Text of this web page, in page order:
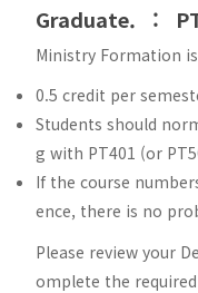
Graduate. :
Ministry Formation
0.5 credit per
Students should
g with PT401 (or
If the course
ence, there is no
Please review your
omplete the